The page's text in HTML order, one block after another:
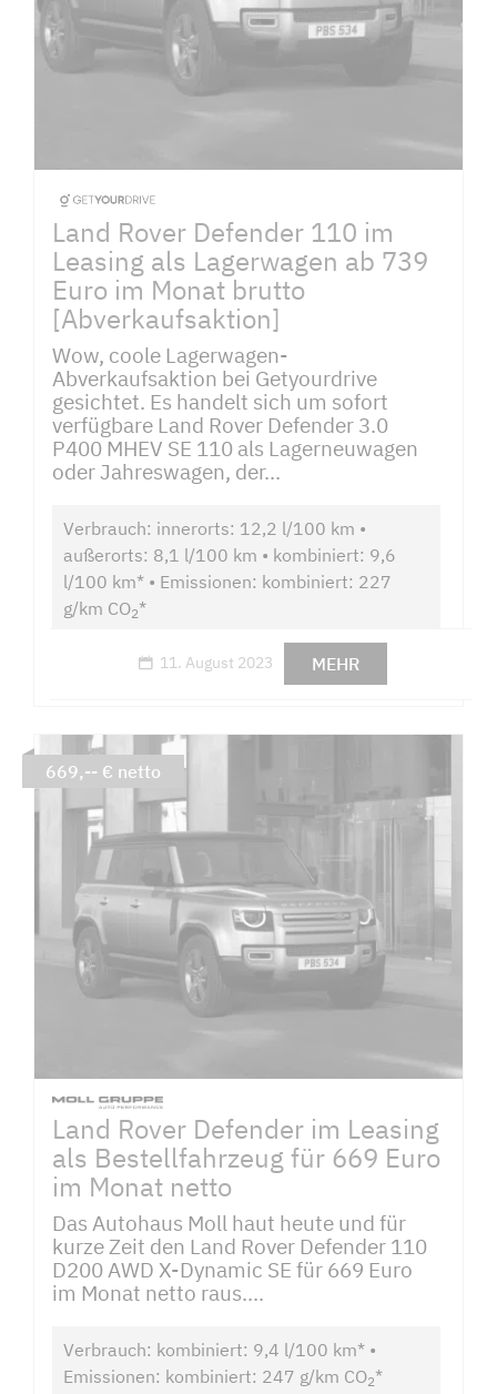
Land Rover Defender 110 im
Leasing als Lagerwagen ab 739
Euro im Monat brutto
[Abverkaufsaktion]
Wow, coole Lagerwagen-
Abverkaufsaktion bei Getyourdrive
gesichtet. Es handelt sich um sofort
verfügbare Land Rover Defender 3.0
P400 MHEV SE 110 als Lagerneuwagen
oder Jahreswagen, der...
Verbrauch: innerorts: 12,2 l/100 km •
außerorts: 8,1 l/100 km • kombiniert: 9,6
l/100 km* • Emissionen: kombiniert: 227
g/km CO2*
11. August 2023 MEHR
Land Rover Defender im Leasing
als Bestellfahrzeug für 669 Euro
im Monat netto
Das Autohaus Moll haut heute und für
kurze Zeit den Land Rover Defender 110
D200 AWD X-Dynamic SE für 669 Euro
im Monat netto raus....
Verbrauch: kombiniert: 9,4 l/100 km* •
Emissionen: kombiniert: 247 g/km CO2*
669,-- € netto